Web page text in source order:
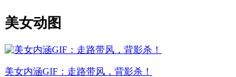
美女动图
美女内涵GIF：走路带风，背影杀！